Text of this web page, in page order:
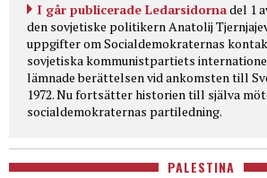
I går publicerade Ledarsidornadel 1
den sovjetiske politikern Anatolij
uppgifter om Socialdemokraternas
sovjetiska kommunistpartiets
lämnade berättelsen vid ankomsten till
1972. Nu fortsätter historien till själva
socialdemokraternas partiledning.
PALESTINA